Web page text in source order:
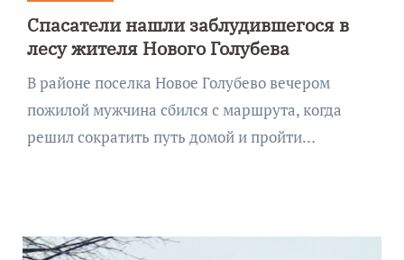
Спасатели нашли заблудившегося в
лесу жителя Нового Голубева
В районе поселка Новое Голубево вечером
пожилой мужчина сбился с маршрута, когда
решил сократить путь домой и пройти…